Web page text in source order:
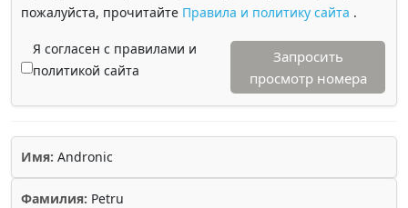
пожалуйста, прочитайте Правила и политику сайта .
Я согласен с правилами и
политикой сайта
Запросить
просмотр номера
Имя: Andronic
Фамилия: Petru